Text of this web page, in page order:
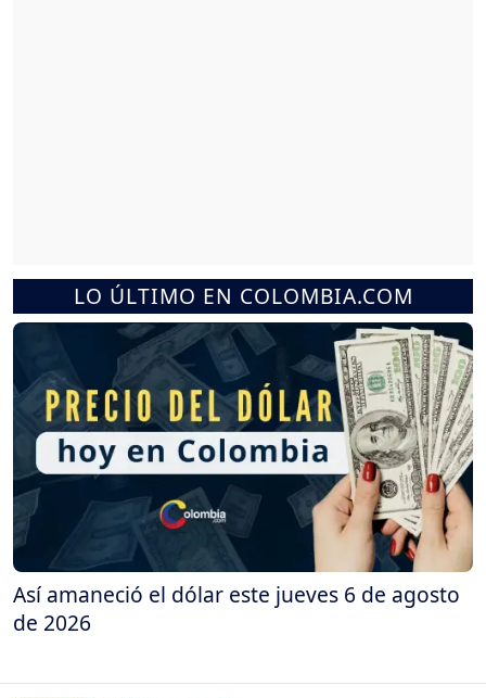
LO ÚLTIMO EN COLOMBIA.COM
Así amaneció el dólar este jueves 6 de agosto
de 2026